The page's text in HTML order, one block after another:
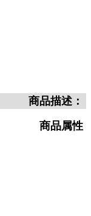
商品描述：
商品属性